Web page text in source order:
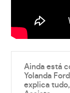
Ainda está
Yolanda
explica